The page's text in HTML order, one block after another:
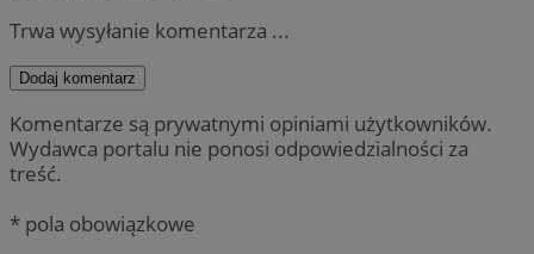
Trwa wysyłanie komentarza ...
Dodaj komentarz
Komentarze są prywatnymi opiniami użytkowników.
Wydawca portalu nie ponosi odpowiedzialności za
treść.
* pola obowiązkowe